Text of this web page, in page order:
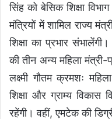
सिंह को बेसिक शिक्षा
मंत्रियों में शामिल राज्य
शिक्षा का प्रभार
की तीन अन्य महिला मंत्री-
लक्ष्मी गौतम क्रमशः
शिक्षा और ग्राम्य विकास
रहेंगी। वहीं, एमटेक की